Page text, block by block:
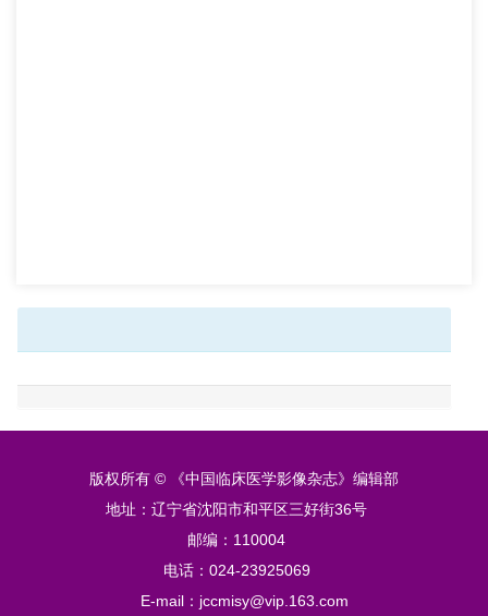
版权所有 © 《中国临床医学影像杂志》编辑部
地址：辽宁省沈阳市和平区三好街36号
邮编：110004
电话：024-23925069
E-mail：jccmisy@vip.163.com